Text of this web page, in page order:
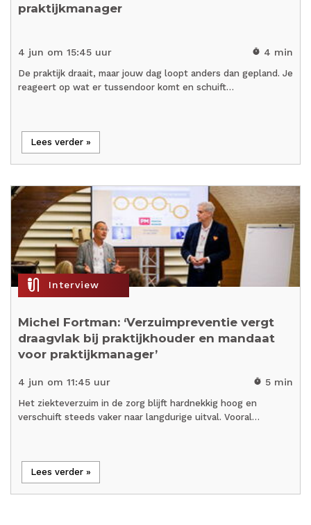
praktijkmanager
4 jun om 15:45 uur timer 4 min
De praktijk draait, maar jouw dag loopt anders dan gepland. Je
reageert op wat er tussendoor komt en schuift…
Lees verder »
mic_external_on Interview
Michel Fortman: ‘Verzuimpreventie vergt
draagvlak bij praktijkhouder en mandaat
voor praktijkmanager’
4 jun om 11:45 uur timer 5 min
Het ziekteverzuim in de zorg blijft hardnekkig hoog en
verschuift steeds vaker naar langdurige uitval. Vooral…
Lees verder »